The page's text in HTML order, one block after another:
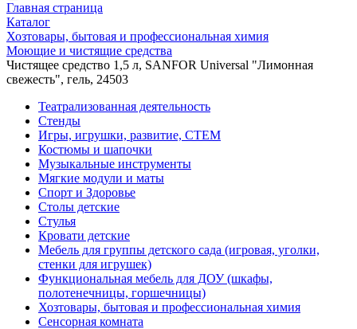
Главная страница
Каталог
Хозтовары, бытовая и профессиональная химия
Моющие и чистящие средства
Чистящее средство 1,5 л, SANFOR Universal "Лимонная
свежесть", гель, 24503
Театрализованная деятельность
Стенды
Игры, игрушки, развитие, СТЕМ
Костюмы и шапочки
Музыкальные инструменты
Мягкие модули и маты
Спорт и Здоровье
Столы детские
Стулья
Кровати детские
Мебель для группы детского сада (игровая, уголки,
стенки для игрушек)
Функциональная мебель для ДОУ (шкафы,
полотенечницы, горшечницы)
Хозтовары, бытовая и профессиональная химия
Сенсорная комната